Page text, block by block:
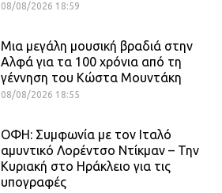
08/08/2026 18:59
Μια μεγάλη μουσική βραδιά στην
Αλφά για τα 100 χρόνια από τη
γέννηση του Κώστα Μουντάκη
08/08/2026 18:55
ΟΦΗ: Συμφωνία με τον Ιταλό
αμυντικό Λορέντσο Ντίκμαν – Την
Κυριακή στο Ηράκλειο για τις
υπογραφές